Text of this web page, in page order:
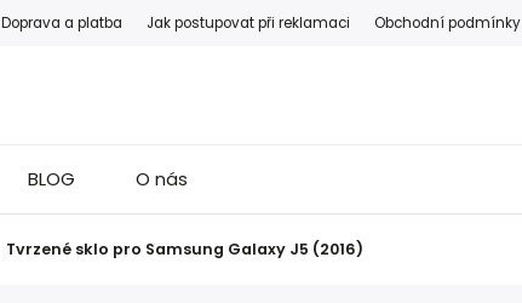
Doprava a platba Jak postupovat při reklamaci Obchodní podmínky
BLOG O nás
Tvrzené sklo pro Samsung Galaxy J5 (2016)